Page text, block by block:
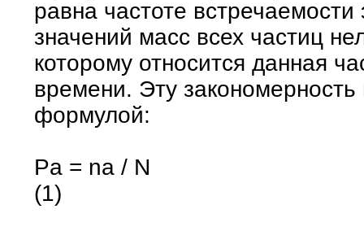
равна частоте встречаемости
значений масс всех частиц
которому относится данная
времени. Эту
формулой:
Pa =
(1)